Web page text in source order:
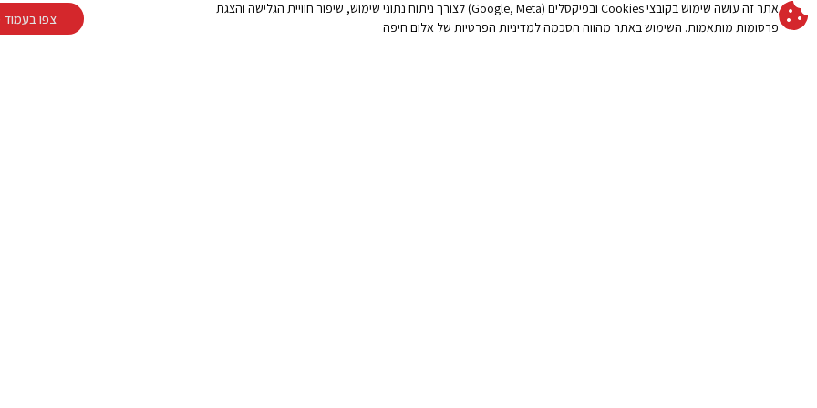
פרגולות חשמליות
לבחירה נכונה
קרא עוד »
אתר זה עושה שימוש בקובצי Cookies ובפיקסלים (Google, Meta) לצורך ניתוח נתוני שימוש, שיפור חוויית הגלישה והצגת
פרסומות מותאמות. השימוש באתר מהווה הסכמה למדיניות הפרטיות של אלום חיפה
צפו בעמוד